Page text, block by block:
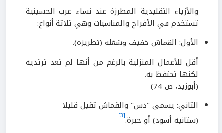
والأزياء التقليدية المطرزة عند نساء عرب الحسينية
تستخدم في الأفراح والمناسبات وهي ثلاثة أنواع:
الأول: القماش خفيف وشغله (تطريزه).
أقل للأعمال المنزلية بالرغم من أنها لم تعد ترتديه
لكنها تحتفظ به.
(أبوزيد، ص 74)
الثاني: يسمى "دس" والقماش ثقيل قليلا
(ستانيه أسود) أو حبرة.[3]